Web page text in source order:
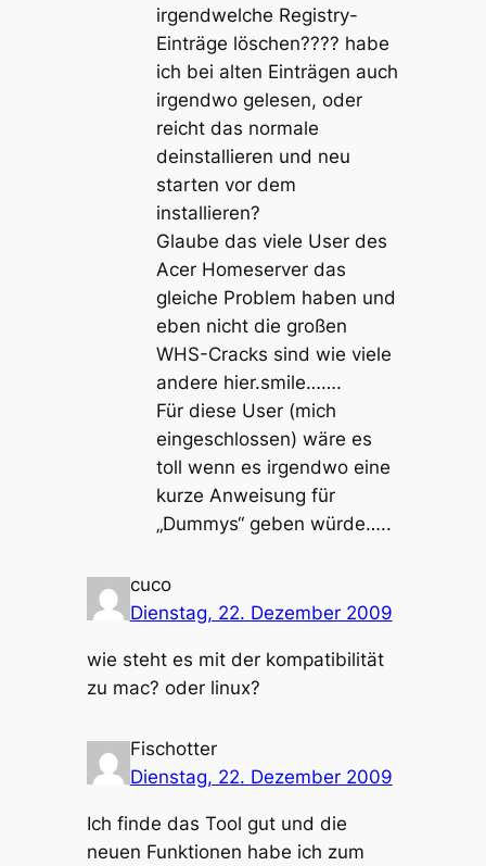
irgendwelche Registry-
Einträge löschen???? habe
ich bei alten Einträgen auch
irgendwo gelesen, oder
reicht das normale
deinstallieren und neu
starten vor dem
installieren?
Glaube das viele User des
Acer Homeserver das
gleiche Problem haben und
eben nicht die großen
WHS-Cracks sind wie viele
andere hier.smile…….
Für diese User (mich
eingeschlossen) wäre es
toll wenn es irgendwo eine
kurze Anweisung für
„Dummys“ geben würde…..
cuco
Dienstag, 22. Dezember 2009
wie steht es mit der kompatibilität
zu mac? oder linux?
Fischotter
Dienstag, 22. Dezember 2009
Ich finde das Tool gut und die
neuen Funktionen habe ich zum